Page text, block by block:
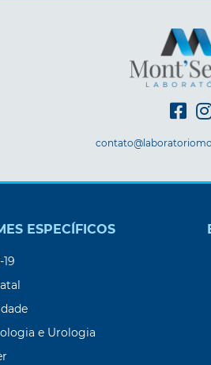
ESPECÍFICOS
e Urologia